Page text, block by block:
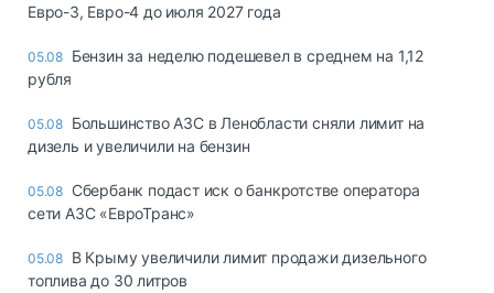
Евро-3, Евро-4 до июля 2027 года
05.08 Бензин за неделю подешевел в среднем на 1,12
рубля
05.08 Большинство АЗС в Ленобласти сняли лимит на
дизель и увеличили на бензин
05.08 Сбербанк подаст иск о банкротстве оператора
сети АЗС «ЕвроТранс»
05.08 В Крыму увеличили лимит продажи дизельного
топлива до 30 литров